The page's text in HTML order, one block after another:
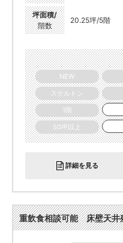
坪面積/
階数
20.25坪/5階
NEW
スケルトン
1階
50坪以上
詳細を見る
重飲食相談可能 床壁天